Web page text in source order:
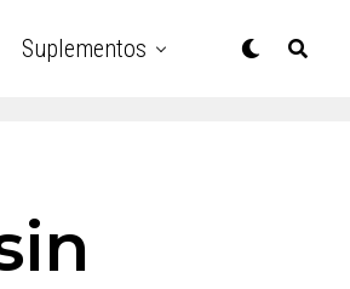
Suplementos